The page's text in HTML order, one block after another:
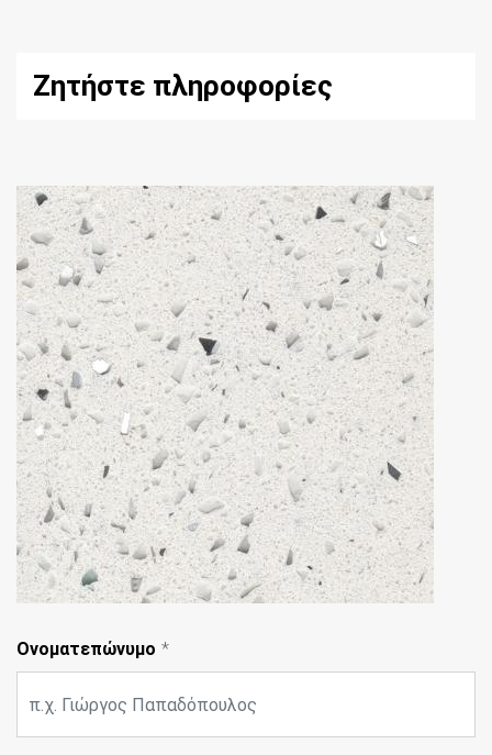
Ζητήστε πληροφορίες
Ονοματεπώνυμο